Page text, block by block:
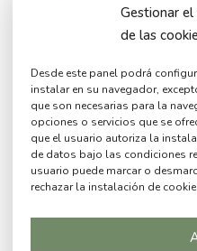
Gestionar
de las
Desde este panel podrá
instalar en su navegador,
que son necesarias para la
opciones o servicios que se
que el usuario autoriza la
de datos bajo las condiciones
usuario puede marcar o
rechazar la instalación de